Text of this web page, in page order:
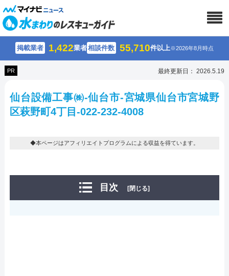
掲載業者 1,422業者相談件数 55,710件以上※2026年8月時点
PR 最終更新日： 2026.5.19
仙台設備工事㈱-仙台市-宮城県仙台市宮城野
区萩野町4丁目-022-232-4008
◆本ページはアフィリエイトプログラムによる収益を得ています。
目次 [閉じる]